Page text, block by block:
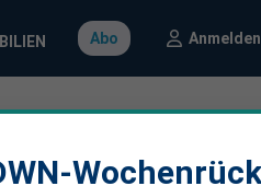
Abo Anmelden